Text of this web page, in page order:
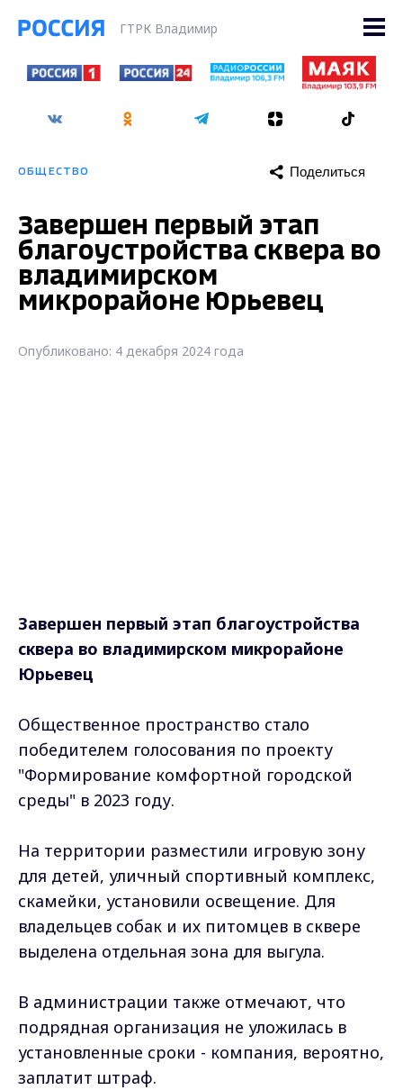
ГТРК Владимир
ОБЩЕСТВО Поделиться
Завершен первый этап
благоустройства сквера во
владимирском
микрорайоне Юрьевец
Опубликовано: 4 декабря 2024 года
Завершен первый этап благоустройства
сквера во владимирском микрорайоне
Юрьевец
Общественное пространство стало
победителем голосования по проекту
"Формирование комфортной городской
среды" в 2023 году.
На территории разместили игровую зону
для детей, уличный спортивный комплекс,
скамейки, установили освещение. Для
владельцев собак и их питомцев в сквере
выделена отдельная зона для выгула.
В администрации также отмечают, что
подрядная организация не уложилась в
установленные сроки - компания, вероятно,
заплатит штраф.